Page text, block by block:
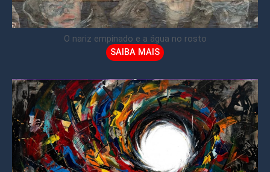
O nariz empinado e a água no rosto
SAIBA MAIS